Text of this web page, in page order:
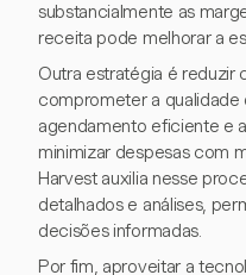
substancialmente as
receita pode melhorar a
Outra estratégia é reduzir
comprometer a qualidade
agendamento eficiente e
minimizar despesas com
Harvest auxilia nesse
detalhados e análises,
decisões informadas.
Por fim, aproveitar a